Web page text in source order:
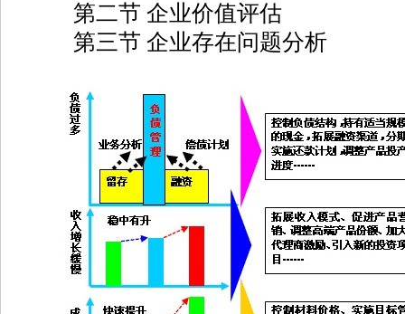
第二节 企业价值评估
第三节 企业存在问题分析